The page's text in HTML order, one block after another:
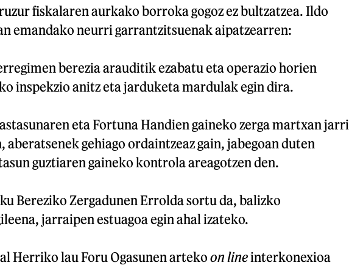
fiskalaren aurkako borroka gogoz ez bultzatzea. Ildo
emandako neurri garrantzitsuenak aipatzearren:
berezia arauditik ezabatu eta operazio horien
inspekzio anitz eta jarduketa mardulak egin dira.
eta Fortuna Handien gaineko zerga martxan jarri
aberatsenek gehiago ordaintzeaz gain, jabegoan duten
guztiaren gaineko kontrola areagotzen den.
Bereziko Zergadunen Errolda sortu da, balizko
jarraipen estuagoa egin ahal izateko.
Herriko lau Foru Ogasunen arteko on lineinterkonexioa